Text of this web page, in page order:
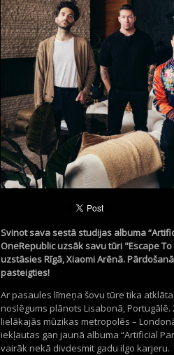
Svinot sava sestā studijas albuma
OneRepublic uzsāk savu tūri "Escape
uzstāsies Rīgā, Xiaomi Arēnā.
pasteigties!
Ar pasaules līmeņa šovu tūre tika
noslēgums plānots Lisabonā,
lielākajās mūzikas metropolēs –
iekļautas gan jaunā albuma “Artificial
vairāk nekā divdesmit gadu ilgo karjeru.